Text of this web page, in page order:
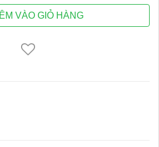
VÀO GIỎ HÀNG